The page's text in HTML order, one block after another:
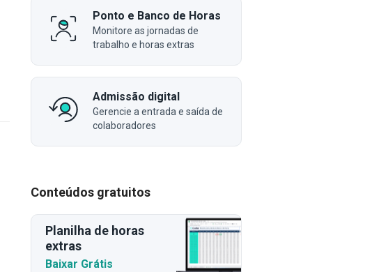
Ponto e Banco de Horas
Monitore as jornadas de
trabalho e horas extras
Admissão digital
Gerencie a entrada e saída de
colaboradores
Conteúdos gratuitos
Planilha de horas
extras
Baixar Grátis